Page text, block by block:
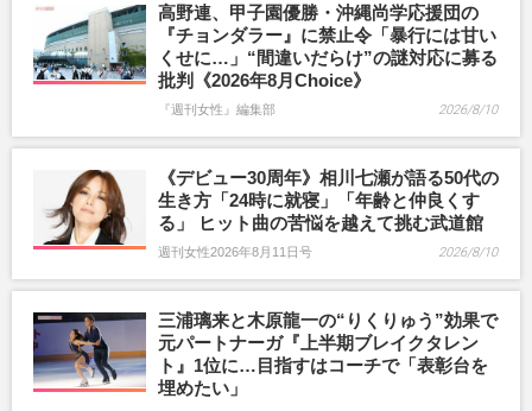
高野連、甲子園優勝・沖縄尚学応援団の
『チョンダラー』に禁止令「暴行には甘い
くせに…」“間違いだらけ”の謎対応に募る
批判《2026年8月Choice》
『週刊女性』編集部 2026/8/10
《デビュー30周年》相川七瀬が語る50代の
生き方「24時に就寝」「年齢と仲良くす
る」 ヒット曲の苦悩を越えて挑む武道館
週刊女性2026年8月11日号 2026/8/10
三浦璃来と木原龍一の“りくりゅう”効果で
元パートナーガ『上半期ブレイクタレン
ト』1位に…目指すはコーチで「表彰台を
埋めたい」